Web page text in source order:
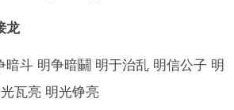
龙
暗斗 明争暗鬭 明于治乱 明信公子 明
瓦亮 明光铮亮